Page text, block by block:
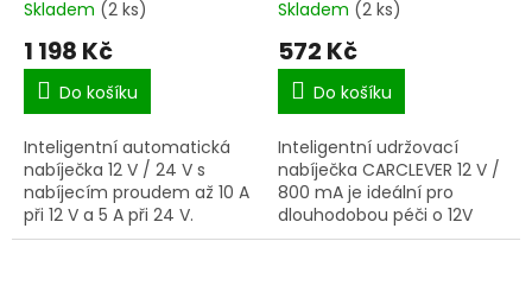
Skladem (2 ks)
1 198 Kč
Do košíku
Inteligentní automatická
nabíječka 12 V / 24 V s
nabíjecím proudem až 10 A
při 12 V a 5 A při 24 V.
Podporuje baterie WET,
Skladem (2 ks)
572 Kč
Do košíku
Inteligentní udržovací
nabíječka CARCLEVER 12 V /
800 mA je ideální pro
dlouhodobou péči o 12V
autobaterie. Po nabití